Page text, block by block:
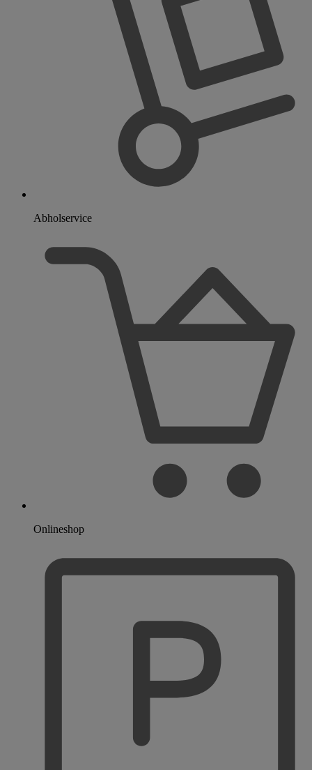
Abholservice
Onlineshop